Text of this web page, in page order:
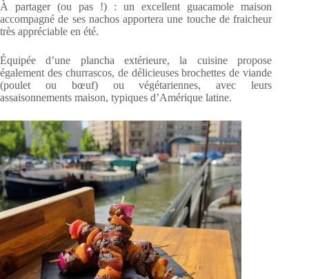
À partager (ou pas !) : un excellent guacamole maison
accompagné de ses nachos apportera une touche de fraicheur
très appréciable en été.
Équipée d’une plancha extérieure, la cuisine propose
également des churrascos, de délicieuses brochettes de viande
(poulet ou bœuf) ou végétariennes, avec leurs
assaisonnements maison, typiques d’Amérique latine.